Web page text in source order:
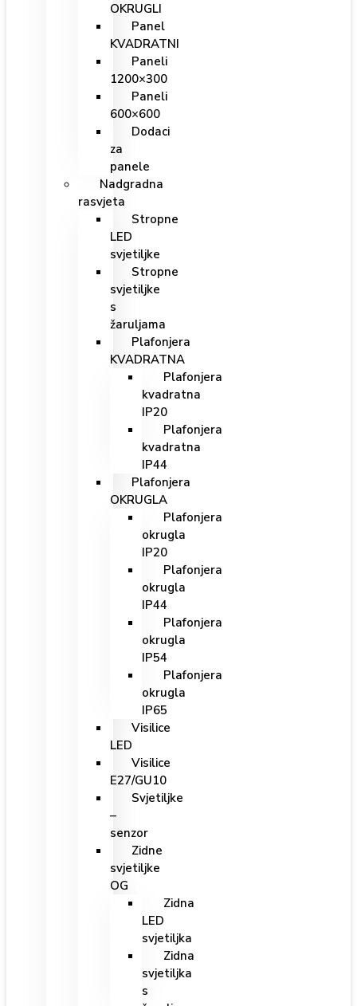
OKRUGLI
Panel
KVADRATNI
Paneli
1200×300
Paneli
600×600
Dodaci
za
panele
Nadgradna
rasvjeta
Stropne
LED
svjetiljke
Stropne
svjetiljke
s
žaruljama
Plafonjera
KVADRATNA
Plafonjera
kvadratna
IP20
Plafonjera
kvadratna
IP44
Plafonjera
OKRUGLA
Plafonjera
okrugla
IP20
Plafonjera
okrugla
IP44
Plafonjera
okrugla
IP54
Plafonjera
okrugla
IP65
Visilice
LED
Visilice
E27/GU10
Svjetiljke
–
senzor
Zidne
svjetiljke
OG
Zidna
LED
svjetiljka
Zidna
svjetiljka
s